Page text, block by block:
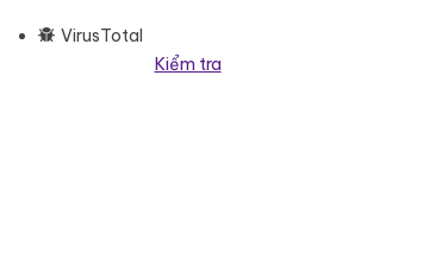
VirusTotal
Kiểm tra